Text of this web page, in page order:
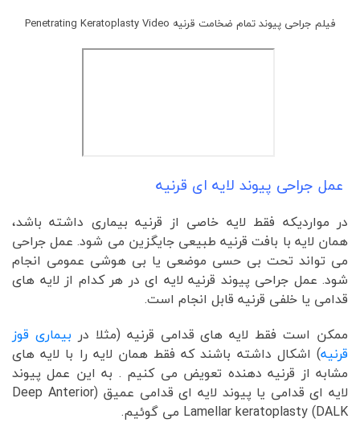
فیلم جراحی پیوند تمام ضخامت قرنیه Penetrating Keratoplasty Video
عمل جراحی پیوند لایه ای قرنیه
در مواردیکه فقط لایه خاصی از قرنیه بیماری داشته باشد،
همان لایه با بافت قرنیه طبیعی جایگزین می شود. عمل جراحی
می تواند تحت بی حسی موضعی یا بی هوشی عمومی انجام
شود. عمل جراحی پیوند قرنیه لایه ای در هر کدام از لایه های
قدامی یا خلفی قرنیه قابل انجام است.
ممکن است فقط لایه های قدامی قرنیه (مثلا در بیماری قوز
قرنیه) اشکال داشته باشند که فقط همان لایه را با لایه های
مشابه از قرنیه دهنده تعویض می کنیم . به این عمل پیوند
لایه ای قدامی یا پیوند لایه ای قدامی عمیق (Deep Anterior
Lamellar keratoplasty (DALK می گوئیم.